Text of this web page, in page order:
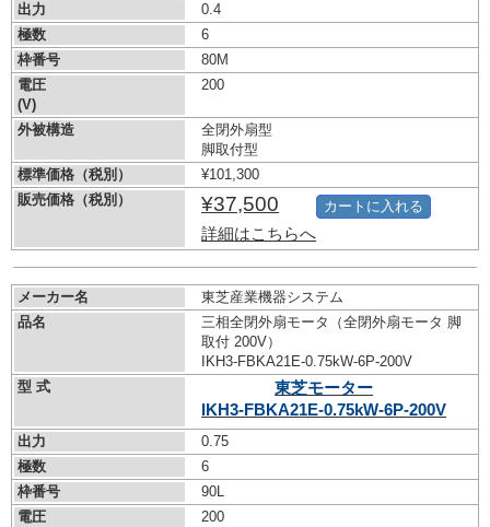
出力
0.4
極数
6
枠番号
80M
電圧
(V)
200
外被構造
全閉外扇型
脚取付型
標準価格（税別）
¥101,300
販売価格（税別）
¥37,500
詳細はこちらへ
カートに入れる
メーカー名
東芝産業機器システム
品名
三相全閉外扇モータ（全閉外扇モータ 脚
取付 200V）
IKH3-FBKA21E-0.75kW-6P-200V
型 式
東芝モーター
IKH3-FBKA21E-0.75kW-6P-200V
出力
0.75
極数
6
枠番号
90L
電圧
200